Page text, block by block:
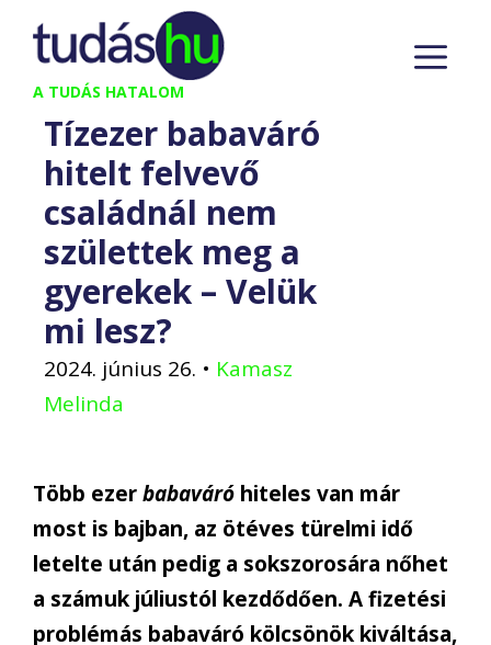
Kilépés
tartalomba
A TUDÁS HATALOM
Tízezer babaváró
hitelt felvevő
családnál nem
születtek meg a
gyerekek – Velük
mi lesz?
2024. június 26. • Kamasz
Melinda
Több ezerbabaváró hiteles van már
most is bajban, az ötéves türelmi idő
letelte után pedig a sokszorosára nőhet
a számuk júliustól kezdődően. A fizetési
problémás babaváró kölcsönök kiváltása,